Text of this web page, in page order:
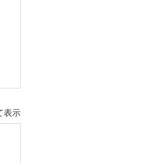
表示